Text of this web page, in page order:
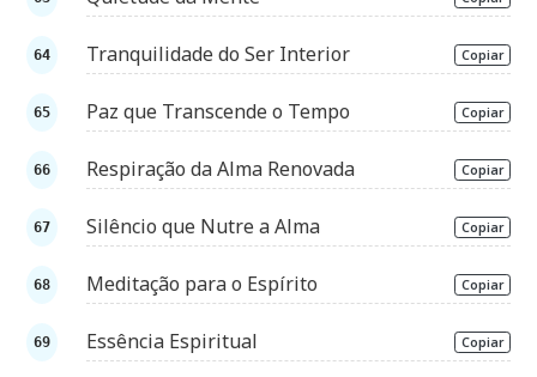
Tranquilidade do Ser Interior Copiar
Paz que Transcende o Tempo Copiar
Respiração da Alma Renovada Copiar
Silêncio que Nutre a Alma Copiar
Meditação para o Espírito Copiar
Essência Espiritual Copiar